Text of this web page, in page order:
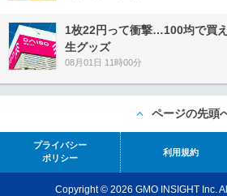
1枚22円って衝撃…100均で買
生グッズ
08月01日 11時00分
ページの先頭
プライバシー
ポリシー
利用規約
Copyright © 2026 GMO INSIGHT Inc.